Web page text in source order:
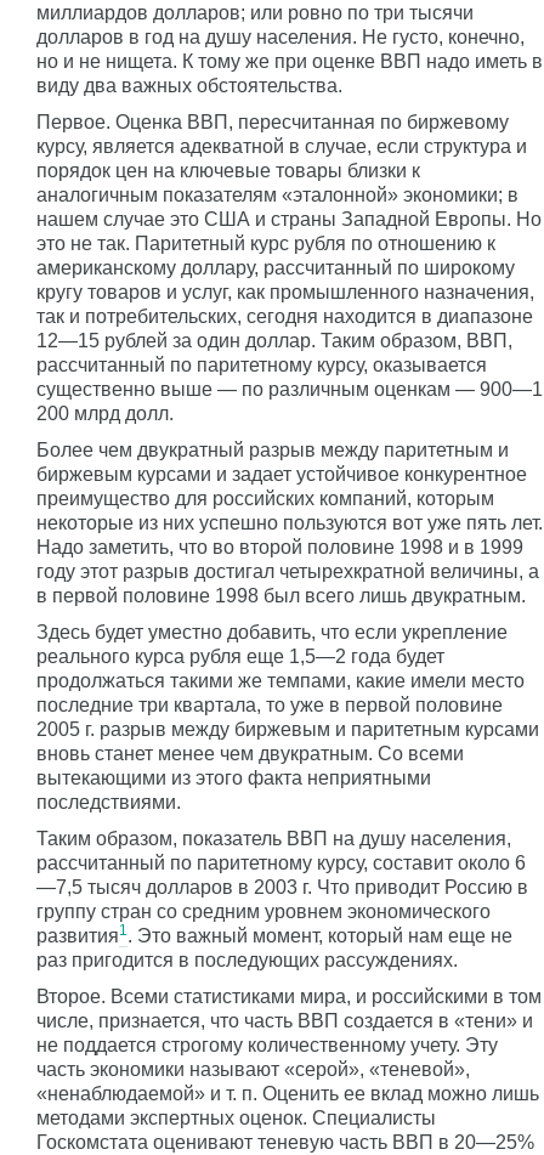
миллиардов долларов; или ровно по три тысячи
долларов в год на душу населения. Не густо, конечно,
но и не нищета. К тому же при оценке ВВП надо иметь в
виду два важных обстоятельства.
Первое. Оценка ВВП, пересчитанная по биржевому
курсу, является адекватной в случае, если структура и
порядок цен на ключевые товары близки к
аналогичным показателям «эталонной» экономики; в
нашем случае это США и страны Западной Европы. Но
это не так. Паритетный курс рубля по отношению к
американскому доллару, рассчитанный по широкому
кругу товаров и услуг, как промышленного назначения,
так и потребительских, сегодня находится в диапазоне
12—15 рублей за один доллар. Таким образом, ВВП,
рассчитанный по паритетному курсу, оказывается
существенно выше — по различным оценкам — 900—1
200 млрд долл.
Более чем двукратный разрыв между паритетным и
биржевым курсами и задает устойчивое конкурентное
преимущество для российских компаний, которым
некоторые из них успешно пользуются вот уже пять лет.
Надо заметить, что во второй половине 1998 и в 1999
году этот разрыв достигал четырехкратной величины, а
в первой половине 1998 был всего лишь двукратным.
Здесь будет уместно добавить, что если укрепление
реального курса рубля еще 1,5—2 года будет
продолжаться такими же темпами, какие имели место
последние три квартала, то уже в первой половине
2005 г. разрыв между биржевым и паритетным курсами
вновь станет менее чем двукратным. Со всеми
вытекающими из этого факта неприятными
последствиями.
Таким образом, показатель ВВП на душу населения,
рассчитанный по паритетному курсу, составит около 6
—7,5 тысяч долларов в 2003 г. Что приводит Россию в
группу стран со средним уровнем экономического
развития1. Это важный момент, который нам еще не
раз пригодится в последующих рассуждениях.
Второе. Всеми статистиками мира, и российскими в том
числе, признается, что часть ВВП создается в «тени» и
не поддается строгому количественному учету. Эту
часть экономики называют «серой», «теневой»,
«ненаблюдаемой» и т. п. Оценить ее вклад можно лишь
методами экспертных оценок. Специалисты
Госкомстата оценивают теневую часть ВВП в 20—25%